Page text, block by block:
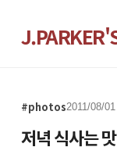
#photos2011/08/
저녁 식사는